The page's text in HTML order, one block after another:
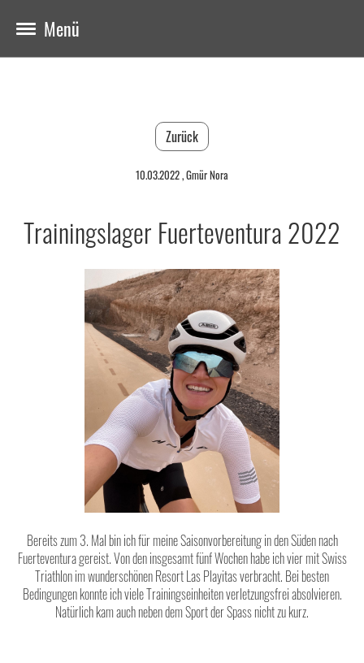
Menü
Zurück
10.03.2022, Gmür Nora
Trainingslager Fuerteventura 2022
Bereits zum 3. Mal bin ich für meine Saisonvorbereitung in den Süden nach
Fuerteventura gereist. Von den insgesamt fünf Wochen habe ich vier mit Swiss
Triathlon im wunderschönen Resort Las Playitas verbracht. Bei besten
Bedingungen konnte ich viele Trainingseinheiten verletzungsfrei absolvieren.
Natürlich kam auch neben dem Sport der Spass nicht zu kurz.